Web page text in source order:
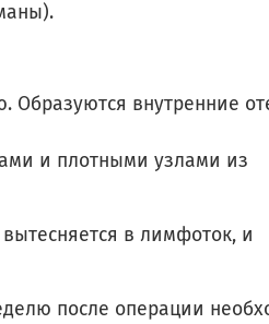
Образуются внутренние
и плотными узлами из
в лимфоток, и
после операции